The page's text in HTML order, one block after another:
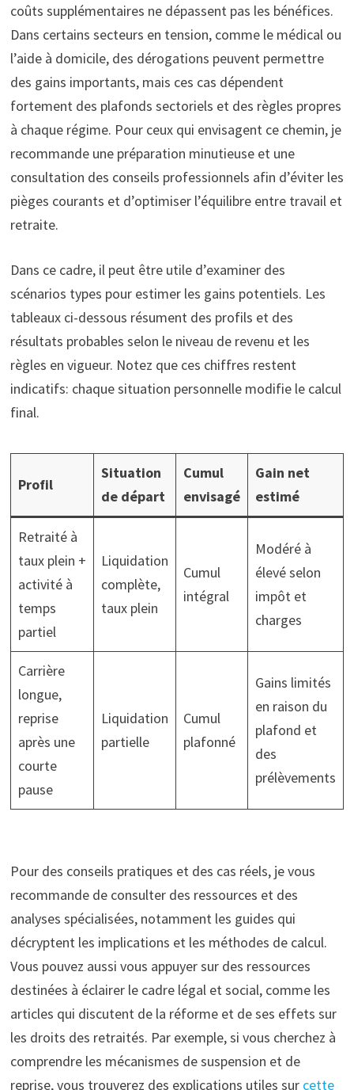
coûts supplémentaires ne dépassent pas les bénéfices.
Dans certains secteurs en tension, comme le médical ou
l’aide à domicile, des dérogations peuvent permettre
des gains importants, mais ces cas dépendent
fortement des plafonds sectoriels et des règles propres
à chaque régime. Pour ceux qui envisagent ce chemin, je
recommande une préparation minutieuse et une
consultation des conseils professionnels afin d’éviter les
pièges courants et d’optimiser l’équilibre entre travail et
retraite.
Dans ce cadre, il peut être utile d’examiner des
scénarios types pour estimer les gains potentiels. Les
tableaux ci-dessous résument des profils et des
résultats probables selon le niveau de revenu et les
règles en vigueur. Notez que ces chiffres restent
indicatifs: chaque situation personnelle modifie le calcul
final.
Profil
Situation
de départ
Cumul
envisagé
Gain net
estimé
Retraité à
taux plein +
activité à
temps
partiel
Liquidation
complète,
taux plein
Cumul
intégral
Modéré à
élevé selon
impôt et
charges
Carrière
longue,
reprise
après une
courte
pause
Liquidation
partielle
Cumul
plafonné
Gains limités
en raison du
plafond et
des
prélèvements
Pour des conseils pratiques et des cas réels, je vous
recommande de consulter des ressources et des
analyses spécialisées, notamment les guides qui
décryptent les implications et les méthodes de calcul.
Vous pouvez aussi vous appuyer sur des ressources
destinées à éclairer le cadre légal et social, comme les
articles qui discutent de la réforme et de ses effets sur
les droits des retraités. Par exemple, si vous cherchez à
comprendre les mécanismes de suspension et de
reprise, vous trouverez des explications utiles sur cette